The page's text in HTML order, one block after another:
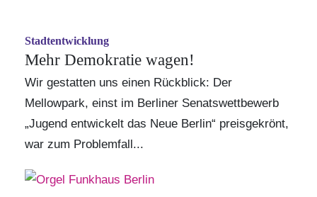
Stadtentwicklung
Mehr Demokratie wagen!
Wir gestatten uns einen Rückblick: Der
Mellowpark, einst im Berliner Senatswettbewerb
„Jugend entwickelt das Neue Berlin“ preisgekrönt,
war zum Problemfall...